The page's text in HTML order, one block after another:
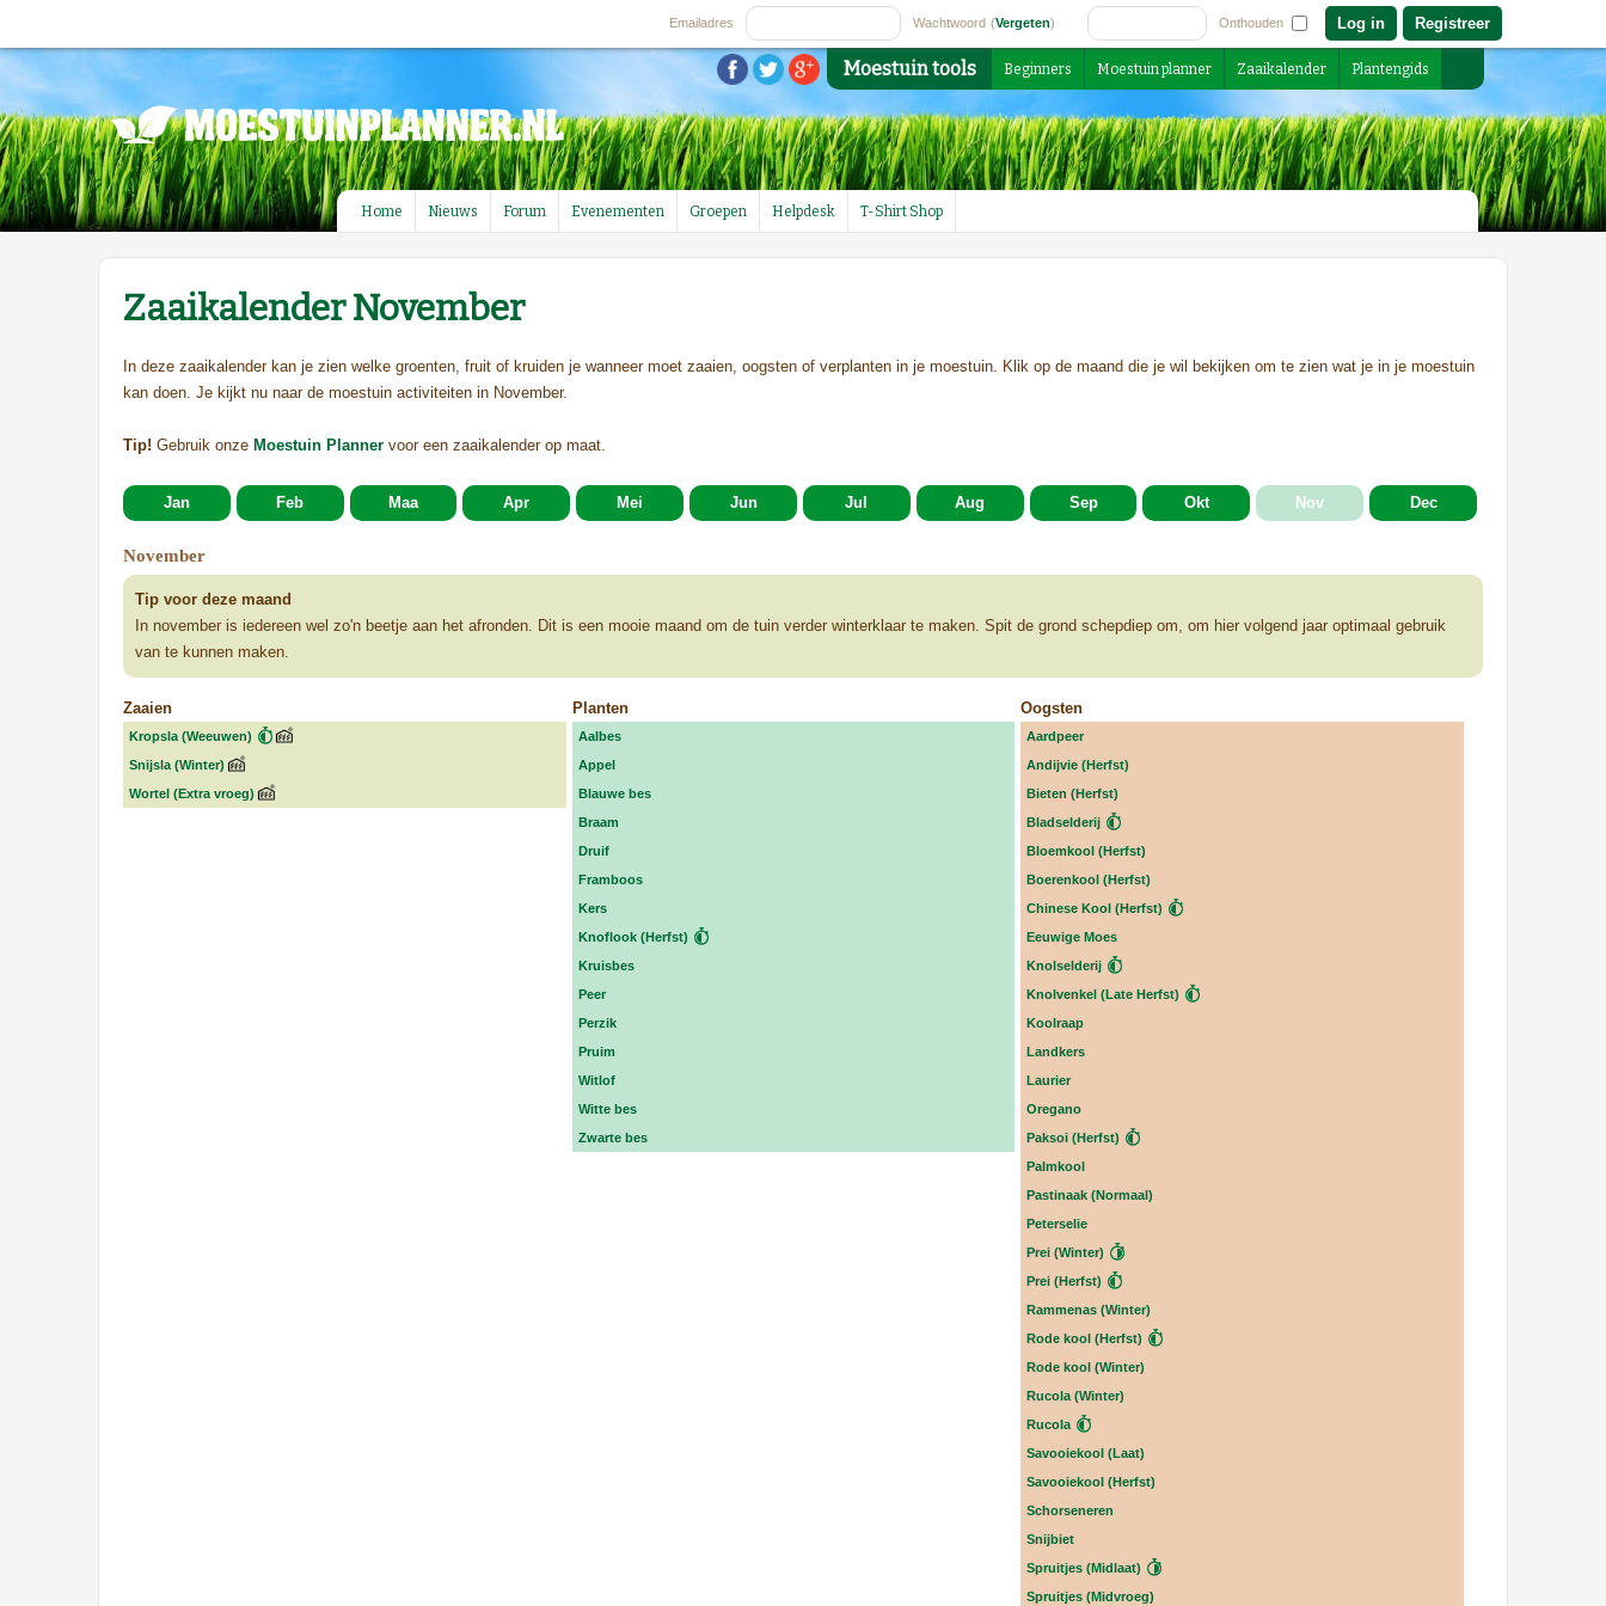
(Vergeten)
Emailadres Wachtwoord Onthouden Registreer
Moestuin tools Beginners Moestuin planner Zaaikalender Plantengids
Home Nieuws Forum Evenementen Groepen Helpdesk T-Shirt Shop
Zaaikalender November
In deze zaaikalender kan je zien welke groenten, fruit of kruiden je wanneer moet zaaien, oogsten of verplanten in je moestuin. Klik op de maand die je wil bekijken om te zien wat je in je moestuin
kan doen. Je kijkt nu naar de moestuin activiteiten in November.
Tip! Gebruik onze Moestuin Planner voor een zaaikalender op maat.
Jan Feb Maa Apr Mei Jun Jul Aug Sep Okt Nov Dec
November
Tip voor deze maand
In november is iedereen wel zo'n beetje aan het afronden. Dit is een mooie maand om de tuin verder winterklaar te maken. Spit de grond schepdiep om, om hier volgend jaar optimaal gebruik
van te kunnen maken.
Zaaien
Kropsla (Weeuwen)
Snijsla (Winter)
Wortel (Extra vroeg)
Planten
Aalbes
Appel
Blauwe bes
Braam
Druif
Framboos
Kers
Knoflook (Herfst)
Kruisbes
Peer
Perzik
Pruim
Witlof
Witte bes
Zwarte bes
Oogsten
Aardpeer
Andijvie (Herfst)
Bieten (Herfst)
Bladselderij
Bloemkool (Herfst)
Boerenkool (Herfst)
Chinese Kool (Herfst)
Eeuwige Moes
Knolselderij
Knolvenkel (Late Herfst)
Koolraap
Landkers
Laurier
Oregano
Paksoi (Herfst)
Palmkool
Pastinaak (Normaal)
Peterselie
Prei (Winter)
Prei (Herfst)
Rammenas (Winter)
Rode kool (Herfst)
Rode kool (Winter)
Rucola (Winter)
Rucola
Savooiekool (Laat)
Savooiekool (Herfst)
Schorseneren
Snijbiet
Spruitjes (Midlaat)
Spruitjes (Midvroeg)